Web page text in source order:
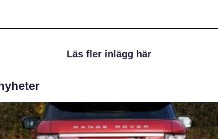
Läs fler inlägg här